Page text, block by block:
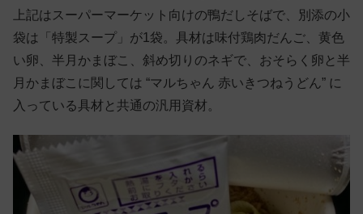
上記はスーパーマーケット向けの鴨だしそばで、別添の小
袋は「特製スープ」が1袋。具材は味付鶏肉だんご、黄色
い卵、半月かまぼこ、斜め切りのネギで、おそらく卵と半
月かまぼこに関しては “マルちゃん 赤いきつねうどん” に
入っている具材と共通の汎用資材。